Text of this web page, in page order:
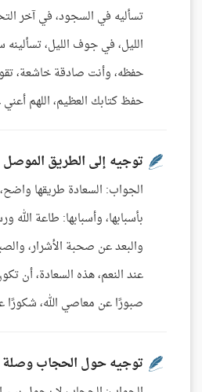
تسأليه في السجود، في آخر
الليل، في جوف الليل،
حفظه، وأنت صادقة خاشعة،
حفظ كتابك العظيم، اللهم
توجيه إلى الطريق الموصل
الجواب: السعادة طريقها
بأسبابها، وأسبابها: طاعة الله
والبعد عن صحبة الأشرار،
عند النعم، هذه السعادة، أن
صبورًا عن معاصي الله، شكورًا
توجيه حول الحجاب وصلة